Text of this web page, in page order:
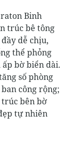
Binh
trúc bê tông
dễ chịu,
thể phỏng
bờ biển dài.
số phòng
công rộng;
bên bờ
tự nhiên